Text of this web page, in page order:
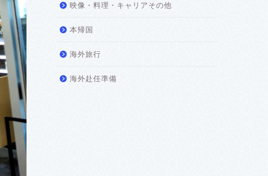
映像・料理・キャリアその他
本帰国
海外旅行
海外赴任準備